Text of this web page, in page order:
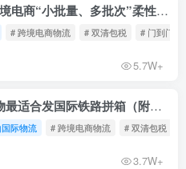
告别高库存！铁路拼箱助力跨境电商“小批量、多批次”柔性补货
# 跨境电商物流 # 双清包税 # 门到门物
5.7W+
去欧洲散货走铁路？这5类货物最适合发国际铁路拼箱（附禁运清单）
际物流 # 跨境电商物流 # 双清包税
3.7W+